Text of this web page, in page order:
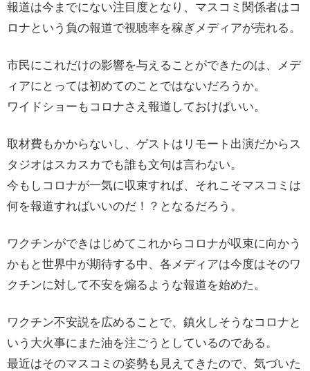
報道は今までにない注目度となり、マスコミ関係者はコ
ロナという負の報道で視聴率を稼ぎメディアが売れる。
市民にこれだけの影響を与えることができたのは、メデ
ィアにとっては初めてのことではないだろうか。
ワイドショーもコロナさえ報道しておけばいい。
取材費もかからないし、ゲストはリモート出演だからス
タジオはスカスカでも誰も文句は言わない。
今もしコロナが一気に収束すれば、それこそマスコミは
何を報道すればいいのだ！？となるだろう。
ワクチンができはじめてこれからコロナが収束に向かう
かもと世界中が期待する中、各メディアは今度はそのワ
クチンに対して不安を煽るような報道を始めた。
ワクチン不安説を広めることで、鎮火しそうなコロナと
いう大火事にまた油を注ごうとしているのである。
最近はそのマスコミの姿勢も見えてきたので、気づいた